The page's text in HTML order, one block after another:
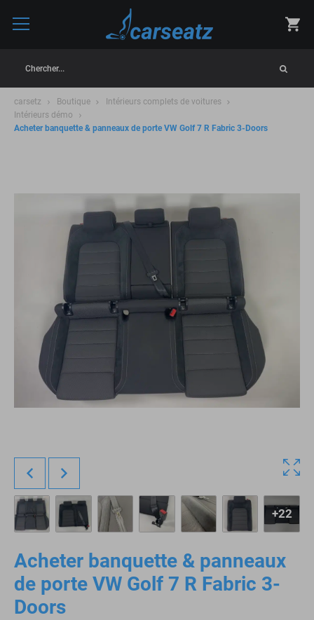
Chercher...
carsetz Boutique
Intérieurs complets de voitures
Intérieurs démo
Acheter banquette & panneaux de porte VW Golf 7 R Fabric 3-Doors
+22
Acheter banquette & panneaux
de porte VW Golf 7 R Fabric 3-
Doors